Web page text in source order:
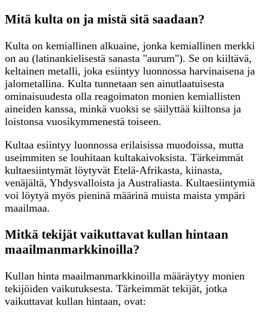
Mitä kulta on ja mistä sitä saadaan?
Kulta on kemiallinen alkuaine, jonka kemiallinen merkki
on au (latinankielisestä sanasta "aurum"). Se on kiiltävä,
keltainen metalli, joka esiintyy luonnossa harvinaisena ja
jalometallina. Kulta tunnetaan sen ainutlaatuisesta
ominaisuudesta olla reagoimaton monien kemiallisten
aineiden kanssa, minkä vuoksi se säilyttää kiiltonsa ja
loistonsa vuosikymmenestä toiseen.
Kultaa esiintyy luonnossa erilaisissa muodoissa, mutta
useimmiten se louhitaan kultakaivoksista. Tärkeimmät
kultaesiintymät löytyvät Etelä-Afrikasta, kiinasta,
venäjältä, Yhdysvalloista ja Australiasta. Kultaesiintymiä
voi löytyä myös pieninä määrinä muista maista ympäri
maailmaa.
Mitkä tekijät vaikuttavat kullan hintaan
maailmanmarkkinoilla?
Kullan hinta maailmanmarkkinoilla määräytyy monien
tekijöiden vaikutuksesta. Tärkeimmät tekijät, jotka
vaikuttavat kullan hintaan, ovat: